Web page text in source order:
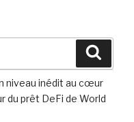
niveau inédit au cœur
du prêt DeFi de World